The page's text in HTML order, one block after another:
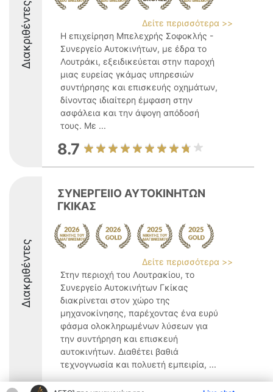
Διακριθέντες
Δείτε περισσότερα >>
Η επιχείρηση Μπελεχρής Σοφοκλής -
Συνεργείο Αυτοκινήτων, με έδρα το
Λουτράκι, εξειδικεύεται στην παροχή
μιας ευρείας γκάμας υπηρεσιών
συντήρησης και επισκευής οχημάτων,
δίνοντας ιδιαίτερη έμφαση στην
ασφάλεια και την άψογη απόδοσή
τους. Με ...
8.7
Διακριθέντες
ΣΥΝΕΡΓΕΙΙΟ ΑΥΤΟΚΙΝΗΤΩΝ
ΓΚΙΚΑΣ
Δείτε περισσότερα >>
Στην περιοχή του Λουτρακίου, το
Συνεργείο Αυτοκινήτων Γκίκας
διακρίνεται στον χώρο της
μηχανοκίνησης, παρέχοντας ένα ευρύ
φάσμα ολοκληρωμένων λύσεων για
την συντήρηση και επισκευή
αυτοκινήτων. Διαθέτει βαθιά
τεχνογνωσία και πολυετή εμπειρία, ...
9.8